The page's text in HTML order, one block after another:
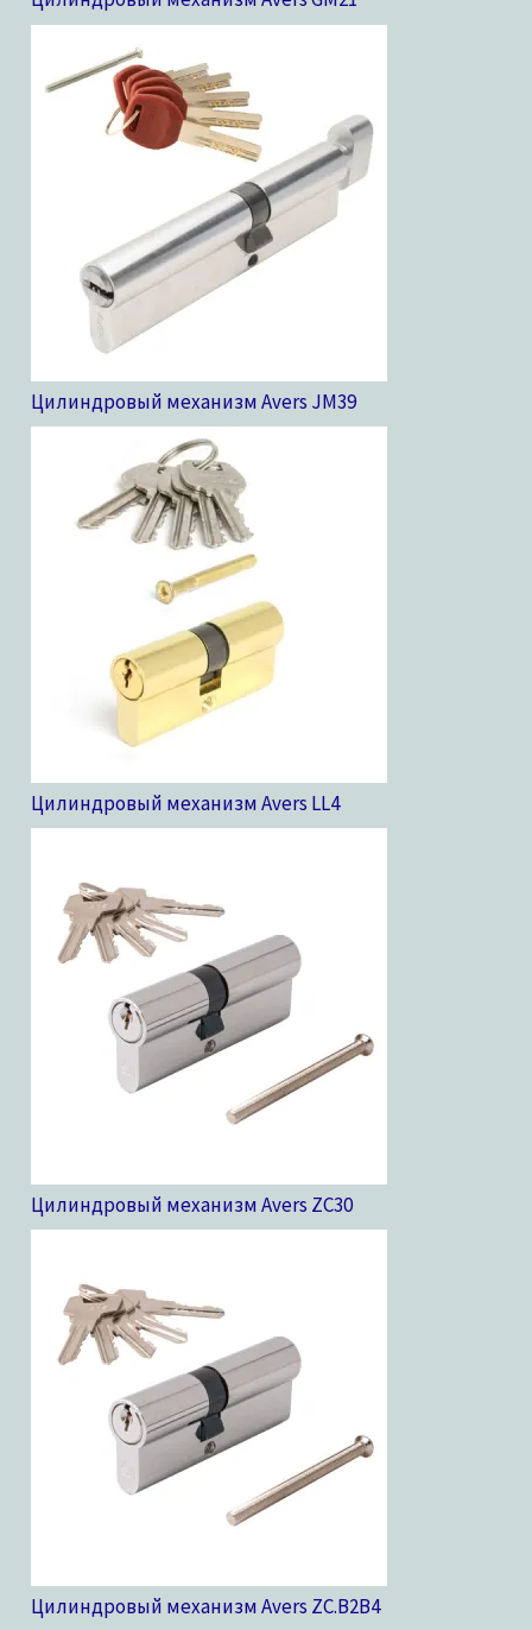
Цилиндровый механизм Avers JM39
Цилиндровый механизм Avers LL4
Цилиндровый механизм Avers ZC30
Цилиндровый механизм Avers ZC.B2B4